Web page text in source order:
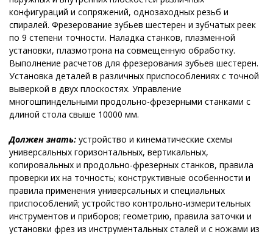
конфигураций и сопряжений, однозаходных резьб и
спиралей. Фрезерование зубьев шестерен и зубчатых реек
по 9 степени точности. Наладка станков, плазменной
установки, плазмотрона на совмещенную обработку.
Выполнение расчетов для фрезерования зубьев шестерен.
Установка деталей в различных приспособлениях с точной
выверкой в двух плоскостях. Управление
многошпиндельными продольно-фрезерными станками с
длиной стола свыше 10000 мм.
Должен знать: устройство и кинематические схемы
универсальных горизонтальных, вертикальных,
копировальных и продольно-фрезерных станков, правила
проверки их на точность; конструктивные особенности и
правила применения универсальных и специальных
приспособлений; устройство контрольно-измерительных
инструментов и приборов; геометрию, правила заточки и
установки фрез из инструментальных сталей и с ножами из